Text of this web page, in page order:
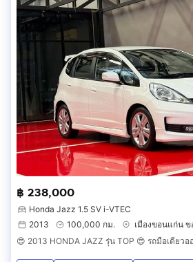
฿ 238,000
Honda Jazz 1.5 SV i-VTEC
2013
100,000 กม.
เมืองขอนแก่น